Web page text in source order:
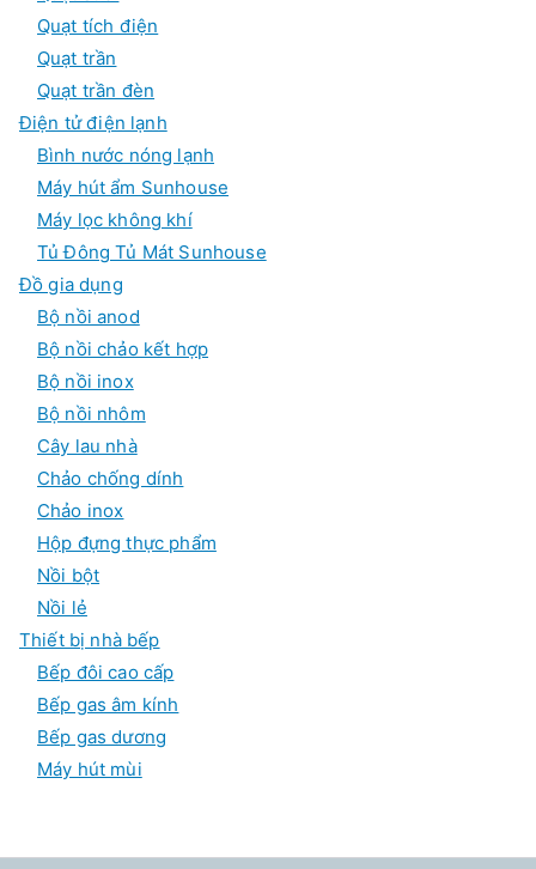
Quạt tích điện
Quạt trần
Quạt trần đèn
Điện tử điện lạnh
Bình nước nóng lạnh
Máy hút ẩm Sunhouse
Máy lọc không khí
Tủ Đông Tủ Mát Sunhouse
Đồ gia dụng
Bộ nồi anod
Bộ nồi chảo kết hợp
Bộ nồi inox
Bộ nồi nhôm
Cây lau nhà
Chảo chống dính
Chảo inox
Hộp đựng thực phẩm
Nồi bột
Nồi lẻ
Thiết bị nhà bếp
Bếp đôi cao cấp
Bếp gas âm kính
Bếp gas dương
Máy hút mùi